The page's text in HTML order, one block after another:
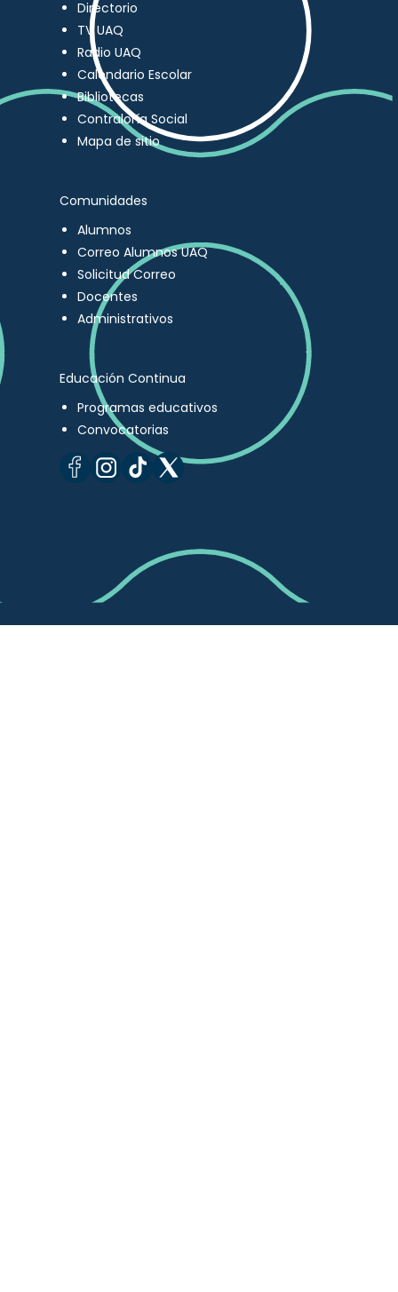
Directorio
TV UAQ
Radio UAQ
Calendario Escolar
Bibliotecas
Contraloría Social
Mapa de sitio
Comunidades
Alumnos
Correo Alumnos UAQ
Solicitud Correo
Docentes
Administrativos
Educación Continua
Programas educativos
Convocatorias